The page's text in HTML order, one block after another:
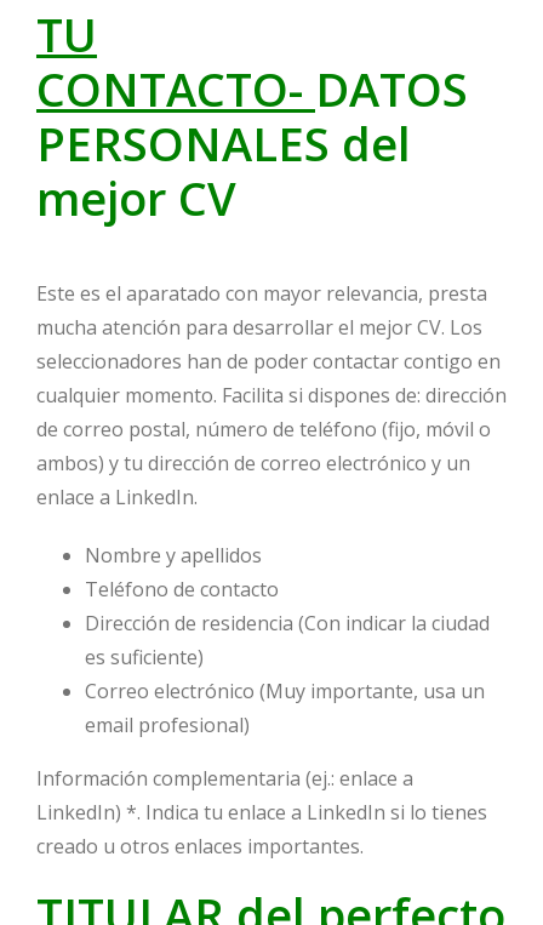
TU
CONTACTO- DATOS
PERSONALES del
mejor CV
Este es el aparatado con mayor relevancia, presta
mucha atención para desarrollar el mejor CV. Los
seleccionadores han de poder contactar contigo en
cualquier momento. Facilita si dispones de: dirección
de correo postal, número de teléfono (fijo, móvil o
ambos) y tu dirección de correo electrónico y un
enlace a LinkedIn.
Nombre y apellidos
Teléfono de contacto
Dirección de residencia (Con indicar la ciudad
es suficiente)
Correo electrónico (Muy importante, usa un
email profesional)
Información complementaria (ej.: enlace a
LinkedIn) *. Indica tu enlace a LinkedIn si lo tienes
creado u otros enlaces importantes.